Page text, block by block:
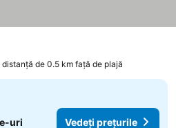
distanță de 0.5 km față de plajă
uri Vedeți prețurile